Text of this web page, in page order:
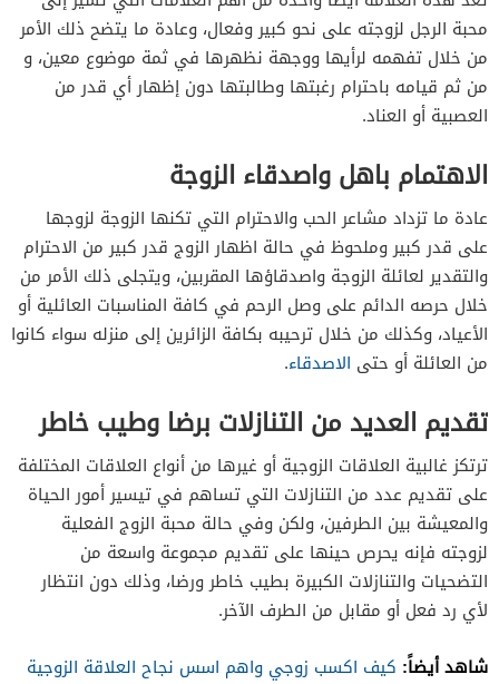
محبة الرجل لزوجته على نحو كبير وفعال، وعادة ما يتضح ذلك الأمر
من خلال تفهمه لرأيها ووجهة نظهرها في ثمة موضوع معين، و
من ثم قيامه باحترام رغبتها وطالبتها دون إظهار أي قدر من
العصبية أو العناد.
الاهتمام باهل واصدقاء الزوجة
عادة ما تزداد مشاعر الحب والاحترام التي تكنها الزوجة لزوجها
على قدر كبير وملحوظ في حالة اظهار الزوج قدر كبير من الاحترام
والتقدير لعائلة الزوجة واصدقاؤها المقربين، ويتجلى ذلك الأمر من
خلال حرصه الدائم على وصل الرحم في كافة المناسبات العائلية أو
الأعياد، وكذلك من خلال ترحيبه بكافة الزائرين إلى منزله سواء كانوا
من العائلة أو حتى الاصدقاء.
تقديم العديد من التنازلات برضا وطيب خاطر
ترتكز غالبية العلاقات الزوجية أو غيرها من أنواع العلاقات المختلفة
على تقديم عدد من التنازلات التي تساهم في تيسير أمور الحياة
والمعيشة بين الطرفين، ولكن وفي حالة محبة الزوج الفعلية
لزوجته فإنه يحرص حينها على تقديم مجموعة واسعة من
التضحيات والتنازلات الكبيرة بطيب خاطر ورضا، وذلك دون انتظار
لأي رد فعل أو مقابل من الطرف الآخر.
شاهد أيضاً: كيف اكسب زوجي واهم اسس نجاح العلاقة الزوجية